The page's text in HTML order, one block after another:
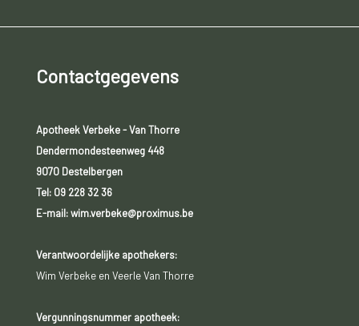
Contactgegevens
Apotheek Verbeke - Van Thorre
Dendermondesteenweg 448
9070 Destelbergen
Tel: 09 228 32 36
E-mail: wim.verbeke@proximus.be
Verantwoordelijke apothekers:
Wim Verbeke en Veerle Van Thorre
Vergunningsnummer apotheek: